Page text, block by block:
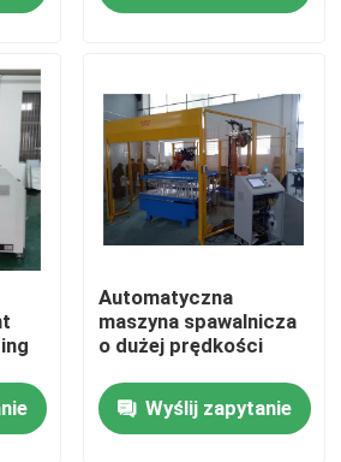
Tworzyw Sztucznych
gorącą płytą
plastikowych
ciepła
na gorąco
Automatyczna
maszyna spawalnicza
o dużej prędkości
Wyślij zapytanie